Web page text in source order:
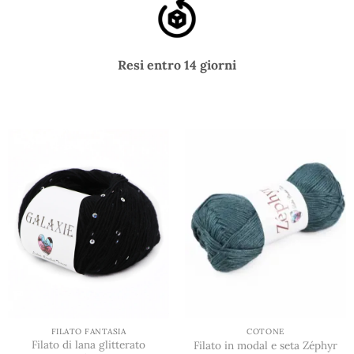
Resi entro 14 giorni
FILATO FANTASIA
Filato di lana glitterato
COTONE
Filato in modal e seta Zéphyr